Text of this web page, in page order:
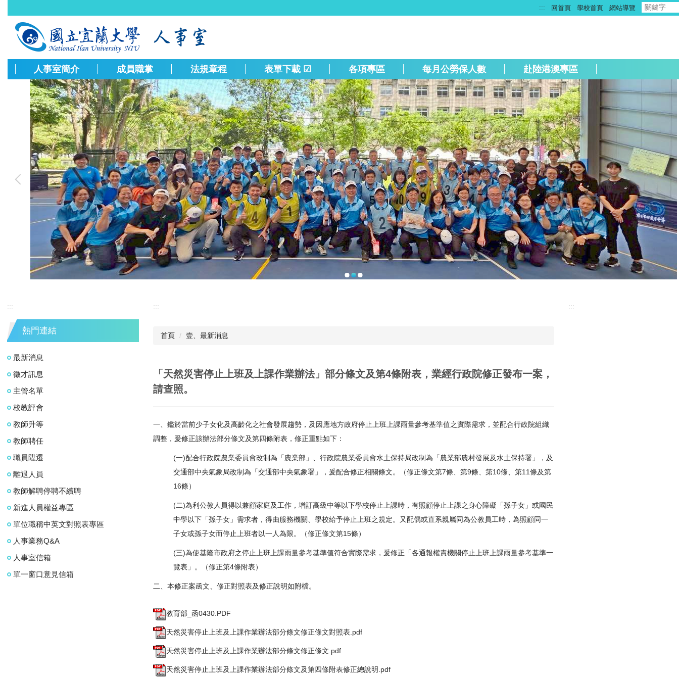
到
容
::: 回首頁 學校首頁 網站導覽
人事室簡介 成員職掌 法規章程 表單下載 ☑ 各項專區 每月公勞保人數 赴陸港澳專區
:::
熱門連結
最新消息
徵才訊息
主管名單
校教評會
教師升等
教師聘任
職員陞遷
離退人員
教師解聘停聘不續聘
新進人員權益專區
單位職稱中英文對照表專區
人事業務Q&A
人事室信箱
單一窗口意見信箱
:::
首頁 壹、最新消息
「天然災害停止上班及上課作業辦法」部分條文及第4條附表，業經行政院修正發布一案，
請查照。
一、鑑於當前少子女化及高齡化之社會發展趨勢，及因應地方政府停止上班上課雨量參考基準值之實際需求，並配合行政院組織
調整，爰修正該辦法部分條文及第四條附表，修正重點如下：
(一)配合行政院農業委員會改制為「農業部」、行政院農業委員會水土保持局改制為「農業部農村發展及水土保持署」，及
交通部中央氣象局改制為「交通部中央氣象署」，爰配合修正相關條文。（修正條文第7條、第9條、第10條、第11條及第
16條）
(二)為利公教人員得以兼顧家庭及工作，增訂高級中等以下學校停止上課時，有照顧停止上課之身心障礙「孫子女」或國民
中學以下「孫子女」需求者，得由服務機關、學校給予停止上班之規定。又配偶或直系親屬同為公教員工時，為照顧同一
子女或孫子女而停止上班者以一人為限。（修正條文第15條）
(三)為使基隆市政府之停止上班上課雨量參考基準值符合實際需求，爰修正「各通報權責機關停止上班上課雨量參考基準一
覽表」。（修正第4條附表）
二、本修正案函文、修正對照表及修正說明如附檔。
教育部_函0430.PDF
天然災害停止上班及上課作業辦法部分條文修正條文對照表.pdf
天然災害停止上班及上課作業辦法部分條文修正條文.pdf
天然災害停止上班及上課作業辦法部分條文及第四條附表修正總說明.pdf
:::